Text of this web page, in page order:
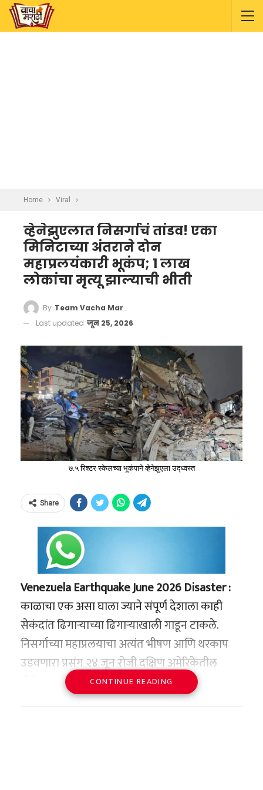
Home Viral
व्हेनेझुएलात निसर्गाचं तांडव! एका
मिनिटाच्या अंतराने दोन
महाप्रलयंकारी भूकंप; 1 लाख
लोकांचा मृत्यू झाल्याची भीती
By Team Vacha Marathi
Last updated जून 25, 2026
७.५ रिश्टर स्केलच्या भूकंपाने व्हेनेझुएला उद्ध्वस्त
Share
Venezuela Earthquake June 2026 Disaster :
काळाचा एक असा घाला ज्याने संपूर्ण देशाला काही
सेकंदांत ढिगाऱ्याच्या ढिगाऱ्याखाली गाडून टाकले.
निसर्गाच्या महाप्रलयाचा अत्यंत भीषण आणि थरकाप
उडवणारा प्रसंग २४ जून रोजी दक्षिण अमेरिकेतील
व्हेनेझुएला या देशात ओढवला आहे. एकापाठोपाठ एक
आलेल्या दोन अत्यंत शक्तिशाली भूकंपांनी संपूर्ण देशाला
CONTINUE READING